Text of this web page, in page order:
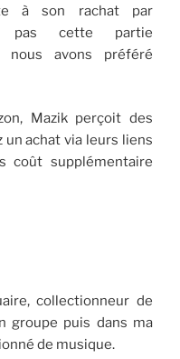
à son rachat par
pas cette partie
nous avons préféré
Mazik perçoit des
achat via leurs liens
coût supplémentaire
collectionneur de
groupe puis dans ma
de musique.